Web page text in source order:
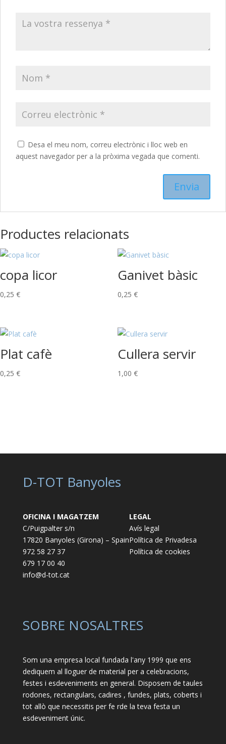
Desa el meu nom, correu electrònic i lloc web en
aquest navegador per a la pròxima vegada que comenti.
Productes relacionats
copa licor
0,25 €
Ganivet bàsic
0,25 €
Plat cafè
0,25 €
Cullera servir
1,00 €
D-TOT Banyoles
OFICINA I MAGATZEM
C/Puigpalter s/n
17820 Banyoles (Girona) – Spain
972 58 27 37
679 17 00 40
info@d-tot.cat
LEGAL
Avís legal
Política de Privadesa
Política de cookies
SOBRE NOSALTRES
Som una empresa local fundada l'any 1999 que ens
dediquem al lloguer de material per a celebracions,
festes i esdeveniments en general. Disposem de taules
rodones, rectangulars, cadires , fundes, plats, coberts i
tot allò que necessitis per fe rde la teva festa un
esdeveniment únic.